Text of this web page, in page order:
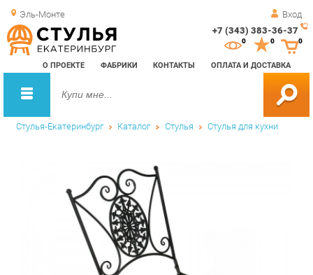
Эль-Монте Вход
+7 (343) 383-36-37
О ПРОЕКТЕ ФАБРИКИ КОНТАКТЫ ОПЛАТА И ДОСТАВКА
0 0
Стулья-Екатеринбург Каталог Стулья Стулья для кухни